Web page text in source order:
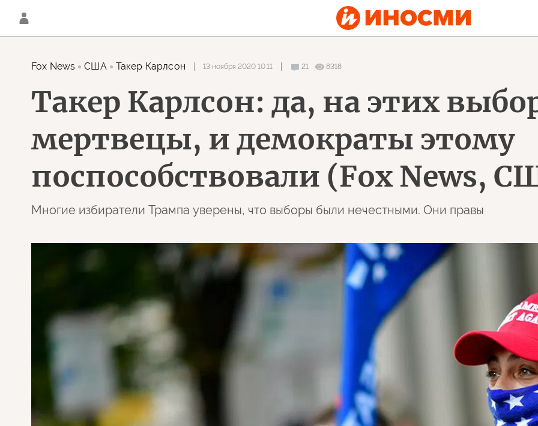
Fox News США Такер Карлсон 13 ноября 2020 10:11 21 8318
Такер Карлсон: да, на этих
мертвецы, и демократы этому
поспособствовали (Fox News,
Многие избиратели Трампа уверены, что выборы были нечестными. Они правы